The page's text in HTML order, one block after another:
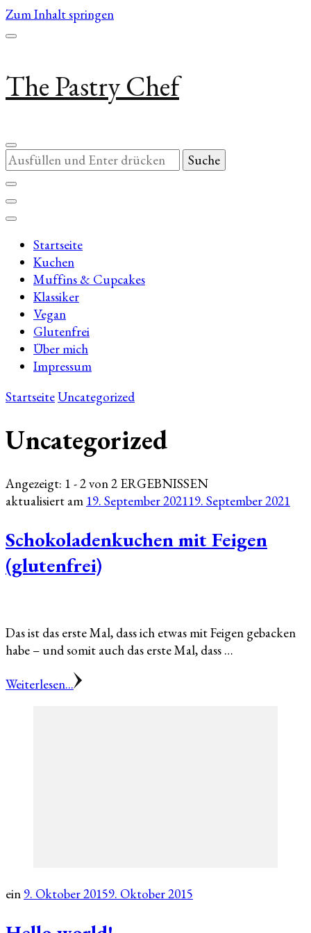
Zum Inhalt springen
The Pastry Chef
Suchst
du
nach
etwas?
Startseite
Kuchen
Muffins & Cupcakes
Klassiker
Vegan
Glutenfrei
Über mich
Impressum
StartseiteUncategorized
Uncategorized
Angezeigt: 1 - 2 von 2 ERGEBNISSEN
aktualisiert am 19. September 202119. September 2021
Schokoladenkuchen mit Feigen
(glutenfrei)
Das ist das erste Mal, dass ich etwas mit Feigen gebacken
habe – und somit auch das erste Mal, dass …
Weiterlesen...
ein 9. Oktober 20159. Oktober 2015